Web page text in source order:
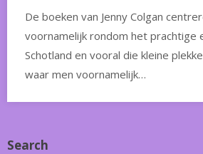
De boeken van Jenny Colgan
voornamelijk rondom het prachtige
Schotland en vooral die kleine
waar men voornamelijk…
Search